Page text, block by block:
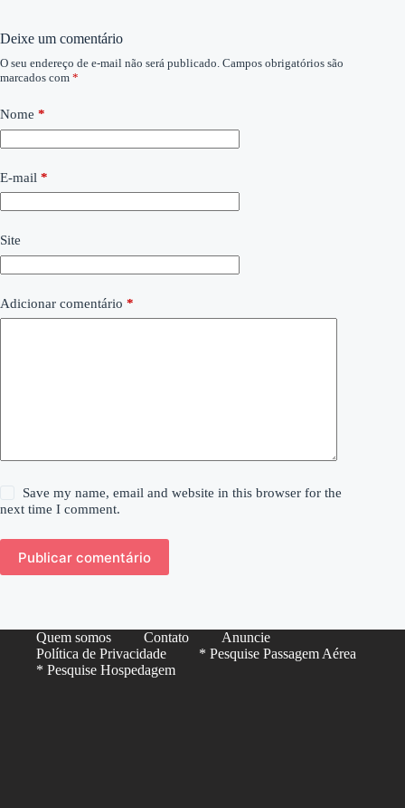
Deixe um comentário
O seu endereço de e-mail não será publicado. Campos obrigatórios são
marcados com *
Nome *
E-mail *
Site
Adicionar comentário *
Save my name, email and website in this browser for the
next time I comment.
Publicar comentário
Quem somos Contato
Anuncie
Política de Privacidade
* Pesquise Passagem Aérea
* Pesquise Hospedagem